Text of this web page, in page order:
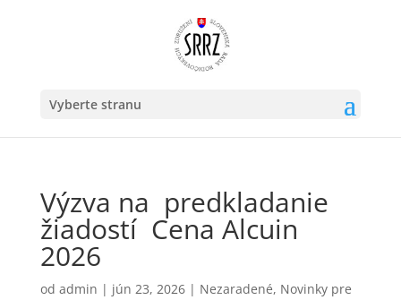
Vyberte stranu
Výzva na predkladanie
žiadostí Cena Alcuin
2026
od admin | jún 23, 2026| Nezaradené, Novinky pre